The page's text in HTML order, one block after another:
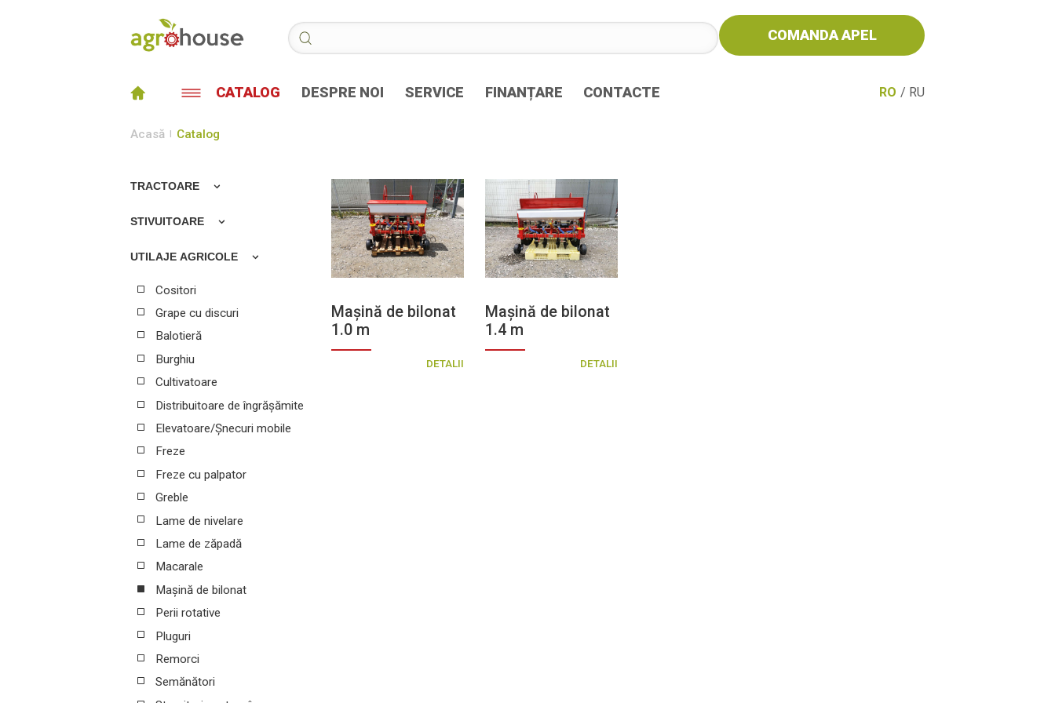
COMANDA APEL
CATALOG DESPRE NOI SERVICE FINANȚARE CONTACTE RO / RU
Acasă Catalog
TRACTOARE
Tractoare
STIVUITOARE
Stivuitoare
UTILAJE AGRICOLE
Cositori
Grape cu discuri
Balotieră
Burghiu
Cultivatoare
Distribuitoare de îngrășămite
Elevatoare/Șnecuri mobile
Freze
Freze cu palpator
Greble
Lame de nivelare
Lame de zăpadă
Macarale
Mașină de bilonat
Perii rotative
Pluguri
Remorci
Semănători
Mașină de bilonat
1.0 m
DETALII
Mașină de bilonat
1.4 m
DETALII